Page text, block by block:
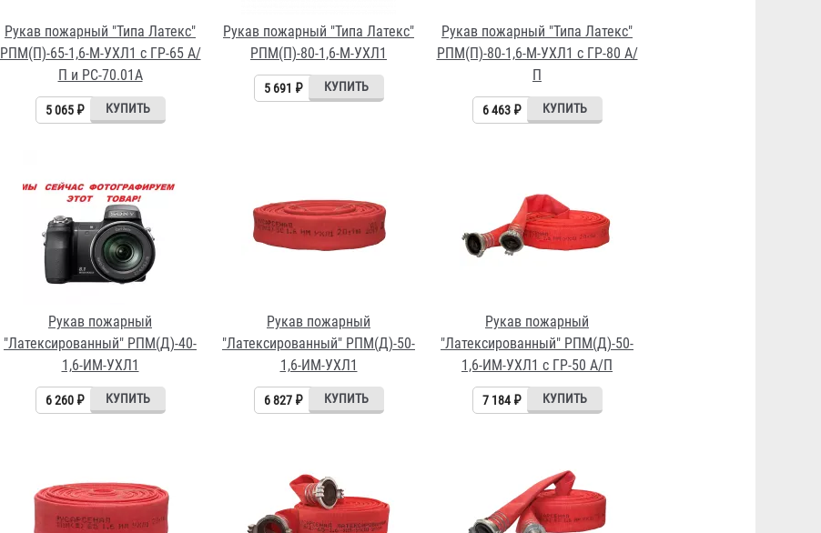
Рукав пожарный "Типа Латекс"
РПМ(П)-65-1,6-М-УХЛ1 с ГР-65 А/
П и РС-70.01А
5 065 ₽
Рукав пожарный "Типа Латекс"
РПМ(П)-80-1,6-М-УХЛ1
5 691 ₽
Рукав пожарный "Типа Латекс"
РПМ(П)-80-1,6-М-УХЛ1 с ГР-80 А/
П
6 463 ₽
Рукав пожарный
"Латексированный" РПМ(Д)-40-
1,6-ИМ-УХЛ1
6 260 ₽
Рукав пожарный
"Латексированный" РПМ(Д)-50-
1,6-ИМ-УХЛ1
6 827 ₽
Рукав пожарный
"Латексированный" РПМ(Д)-50-
1,6-ИМ-УХЛ1 с ГР-50 А/П
7 184 ₽